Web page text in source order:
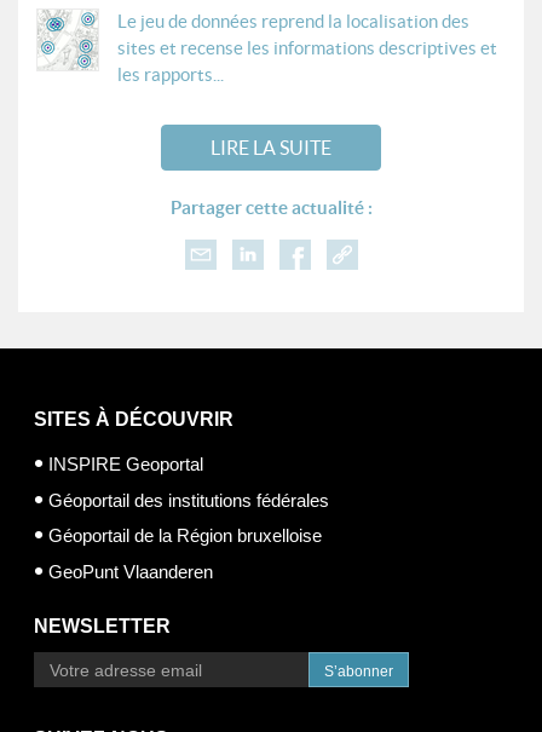
Le jeu de données reprend la localisation des
sites et recense les informations descriptives et
les rapports...
LIRE LA SUITE
Partager cette actualité :
SITES À DÉCOUVRIR
INSPIRE Geoportal
Géoportail des institutions fédérales
Géoportail de la Région bruxelloise
GeoPunt Vlaanderen
NEWSLETTER
S’abonner